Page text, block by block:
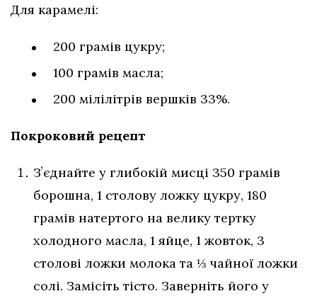
Для карамелі:
200 грамів цукру;
100 грамів масла;
200 мілілітрів вершків 33%.
Покроковий рецепт
Зʼєднайте у глибокій мисці 350 грамів
борошна, 1 столову ложку цукру, 180
грамів натертого на велику тертку
холодного масла, 1 яйце, 1 жовток, 3
столові ложки молока та ⅓ чайної ложки
солі. Замісіть тісто. Заверніть його у